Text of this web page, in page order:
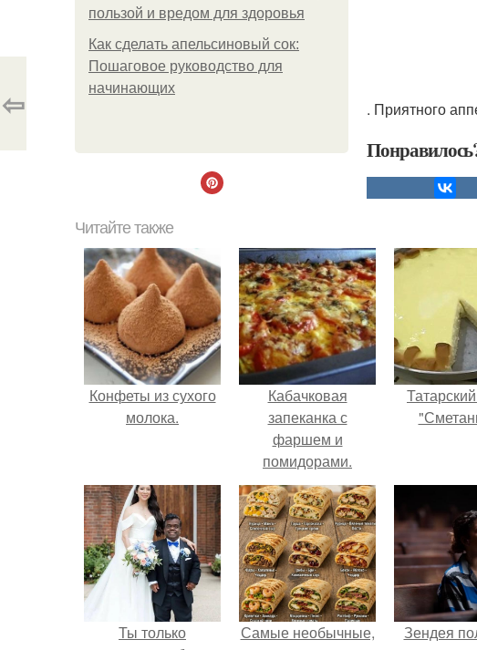
пользой и вредом для здоровья
Как сделать апельсиновый сок:
Пошаговое руководство для
начинающих
. Приятного
⇦
Читайте также
Конфеты из сухого
молока.
Кабачковая
запеканка с
фаршем и
помидорами.
Ты только
Самые необычные,
Зендея